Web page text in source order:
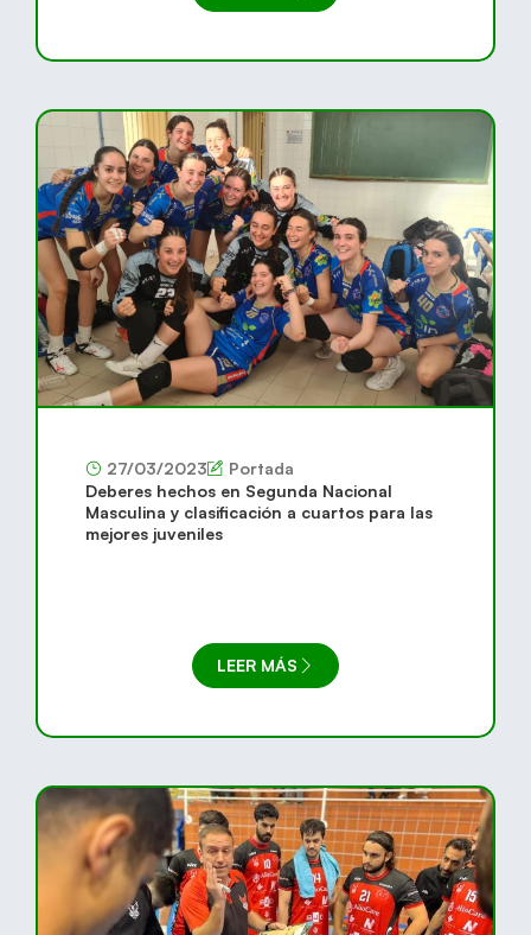
27/03/2023
Portada
Deberes hechos en Segunda Nacional
Masculina y clasificación a cuartos para las
mejores juveniles
LEER MÁS